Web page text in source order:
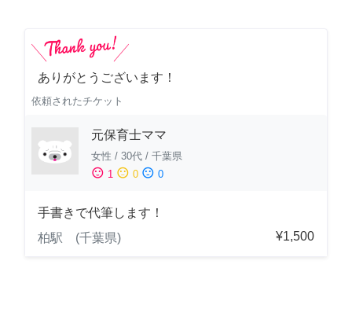
ありがとうございます！
依頼されたチケット
元保育士ママ
女性 / 30代 / 千葉県
sentiment_satisfied 1 sentiment_neutral 0 sentiment_dissatisfied 0
手書きで代筆します！
柏駅 (千葉県)
¥1,500